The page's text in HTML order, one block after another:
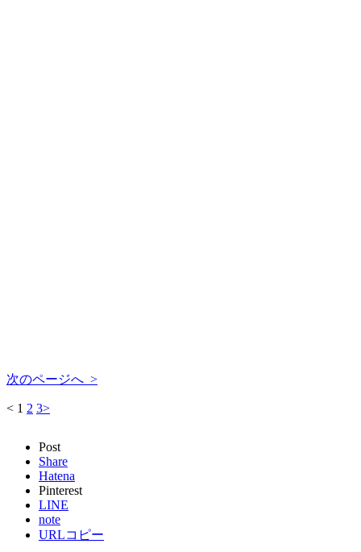
次のページへ >
< 1 2 3>
Post
Share
Hatena
Pinterest
LINE
note
URLコピー